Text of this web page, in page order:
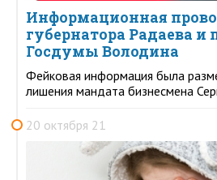
Информационная
губернатора Радаева и
Госдумы Володина
Фейковая информация была
лишения мандата бизнесмена
20 октября 21